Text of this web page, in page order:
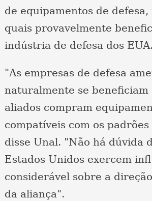
de equipamentos de
quais provavelmente
indústria de defesa dos EUA.
"As empresas de defesa
naturalmente se beneficiam
aliados compram
compatíveis com os padrões
disse Unal. "Não há dúvida
Estados Unidos exercem
considerável sobre a
da aliança".